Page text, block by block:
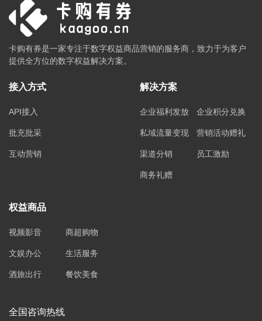
卡购有券是一家专注于数字权益商品营销的服务商，致力于为客户
提供全方位的数字权益解决方案。
接入方式
API接入
批充批采
互动营销
解决方案
企业福利发放 企业积分兑换
私域流量变现 营销活动赠礼
渠道分销 员工激励
商务礼赠
权益商品
视频影音 商超购物
文娱办公 生活服务
酒旅出行 餐饮美食
全国咨询热线